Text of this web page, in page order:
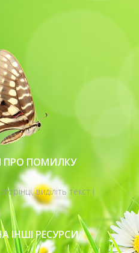
ПРО ПОМИЛКУ
виділіть текст і
ІНШІ РЕСУРСИ